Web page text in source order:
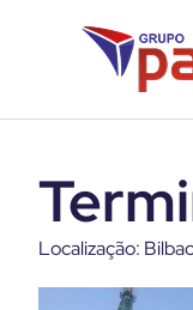
Localização: